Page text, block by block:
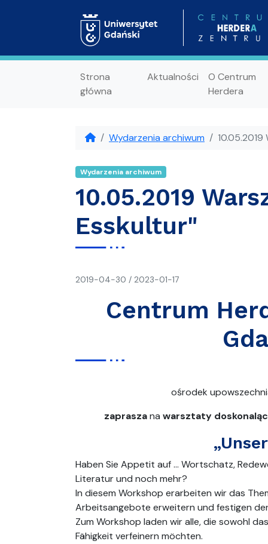
Strona
główna
Aktualności
O Centrum
Herdera
Wydarzenia archiwum
Wydarzenia archiwum
10.05.2019
Esskultur"
2019-04-30 / 2023-01-17
Centrum
ośrodek
zapraszana warsztaty
Haben Sie Appetit auf … Wortschatz,
Literatur und noch mehr?
In diesem Workshop erarbeiten wir das
Arbeitsangebote erweitern und festigen
Zum Workshop laden wir alle, die sowohl
Fähigkeit verfeinern möchten.